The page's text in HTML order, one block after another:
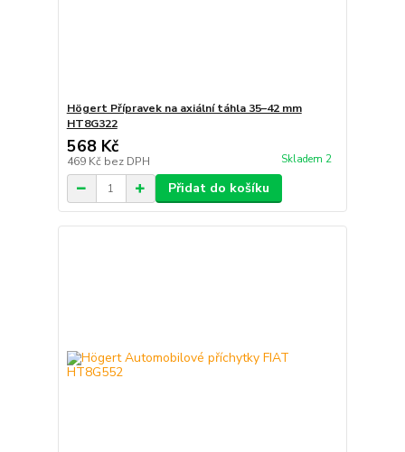
Högert Přípravek na axiální táhla 35–42 mm
HT8G322
568 Kč
469 Kč bez DPH Skladem 2
Přidat do košíku